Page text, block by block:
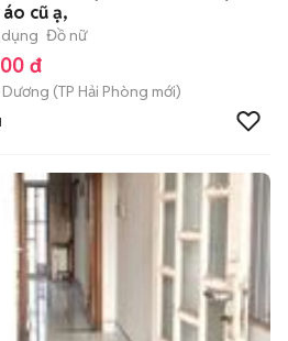
cũ ạ,
Đồ nữ
đ
Dương (TP Hải Phòng mới)